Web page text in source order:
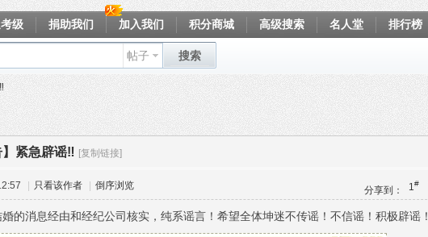
级 捐助我们 加入我们 积分商城 高级搜索 名人堂
排行榜
帖子 搜索
】紧急辟谣‼️ [复制链接]
1#
只看该作者 倒序浏览 分享到：
的消息经由和经纪公司核实，纯系谣言！希望全体坤迷不传谣！不信谣！积极辟谣！